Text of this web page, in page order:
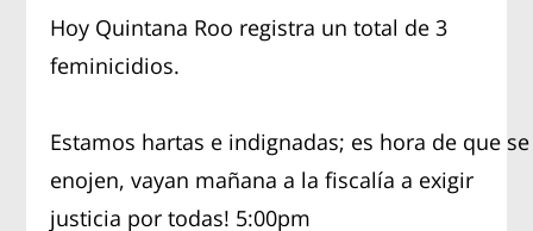
Hoy Quintana Roo registra un total de 3
feminicidios.
Estamos hartas e indignadas; es hora de que se
enojen, vayan mañana a la fiscalía a exigir
justicia por todas! 5:00pm